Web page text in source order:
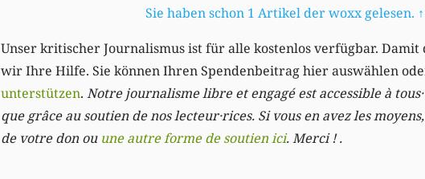
Sie haben schon 1 Artikel der woxx gelesen. ↑
Unser kritischer Journalismus ist für alle kostenlos verfügbar. Damit
wir Ihre Hilfe. Sie können Ihren Spendenbeitrag hier auswählen
unterstützen. Notre journalisme libre et engagé est accessible à
que grâce au soutien de nos lecteur·rices. Si vous en avez les
de votre don ou une autre forme de soutien ici. Merci ! .